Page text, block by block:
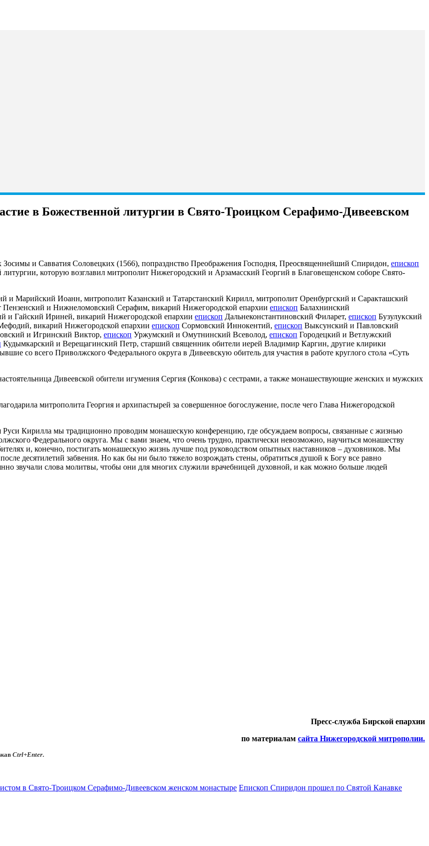
в Божественной литургии в Свято-Троицком Серафимо-Дивеевском
Зосимы и Савватия Соловецких (1566), попразднство Преображения Господня, Преосвященнейший Спиридон, епископ
которую возглавил митрополит Нижегородский и Арзамасский Георгий в Благовещенском соборе Свято-
и Марийский Иоанн, митрополит Казанский и Татарстанский Кирилл, митрополит Оренбургский и Саракташский
и Нижнеломовский Серафим, викарий Нижегородской епархии епископ Балахнинский
и Гайский Ириней, викарий Нижегородской епархии епископ Дальнеконстантиновский Филарет, епископ Бузулукский
викарий Нижегородской епархии епископ Сормовский Иннокентий, епископ Выксунский и Павловский
и Игринский Виктор, епископ Уржумский и Омутнинский Всеволод, епископ Городецкий и Ветлужский
Кудымкарский и Верещагинский Петр, старший священник обители иерей Владимир Каргин, другие клирики
со всего Приволжского Федерального округа в Дивеевскую обитель для участия в работе круглого стола «Суть
Дивеевской обители игумения Сергия (Конкова) с сестрами, а также монашествующие женских и мужских
митрополита Георгия и архипастырей за совершенное богослужение, после чего Глава Нижегородской
Руси Кирилла мы традиционно проводим монашескую конференцию, где обсуждаем вопросы, связанные с жизнью
Федерального округа. Мы с вами знаем, что очень трудно, практически невозможно, научиться монашеству
и, конечно, постигать монашескую жизнь лучше под руководством опытных наставников – духовников. Мы
десятилетий забвения. Но как бы ни было тяжело возрождать стены, обратиться душой к Богу все равно
звучали слова молитвы, чтобы они для многих служили врачебницей духовной, и как можно больше людей
Пресс-служба Бирской епархии
по материалам сайта Нижегородской митрополии.
Ctrl+Enter.
в Свято-Троицком Серафимо-Дивеевском женском монастыре Епископ Спиридон прошел по Святой Канавке